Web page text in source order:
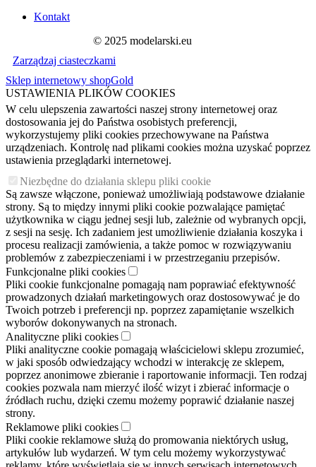
Kontakt
© 2025 modelarski.eu
Zarządzaj ciasteczkami
Sklep internetowy shopGold
USTAWIENIA PLIKÓW COOKIES
W celu ulepszenia zawartości naszej strony internetowej oraz
dostosowania jej do Państwa osobistych preferencji,
wykorzystujemy pliki cookies przechowywane na Państwa
urządzeniach. Kontrolę nad plikami cookies można uzyskać poprzez
ustawienia przeglądarki internetowej.
Niezbędne do działania sklepu pliki cookie
Są zawsze włączone, ponieważ umożliwiają podstawowe działanie
strony. Są to między innymi pliki cookie pozwalające pamiętać
użytkownika w ciągu jednej sesji lub, zależnie od wybranych opcji,
z sesji na sesję. Ich zadaniem jest umożliwienie działania koszyka i
procesu realizacji zamówienia, a także pomoc w rozwiązywaniu
problemów z zabezpieczeniami i w przestrzeganiu przepisów.
Funkcjonalne pliki cookies
Pliki cookie funkcjonalne pomagają nam poprawiać efektywność
prowadzonych działań marketingowych oraz dostosowywać je do
Twoich potrzeb i preferencji np. poprzez zapamiętanie wszelkich
wyborów dokonywanych na stronach.
Analityczne pliki cookies
Pliki analityczne cookie pomagają właścicielowi sklepu zrozumieć,
w jaki sposób odwiedzający wchodzi w interakcję ze sklepem,
poprzez anonimowe zbieranie i raportowanie informacji. Ten rodzaj
cookies pozwala nam mierzyć ilość wizyt i zbierać informacje o
źródłach ruchu, dzięki czemu możemy poprawić działanie naszej
strony.
Reklamowe pliki cookies
Pliki cookie reklamowe służą do promowania niektórych usług,
artykułów lub wydarzeń. W tym celu możemy wykorzystywać